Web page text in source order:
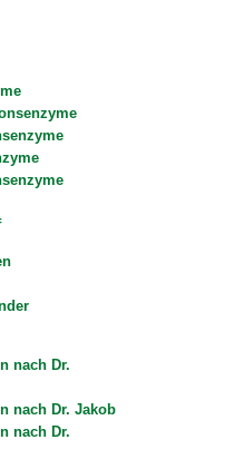
nach Dr.
nach Dr. Jakob
nach Dr.